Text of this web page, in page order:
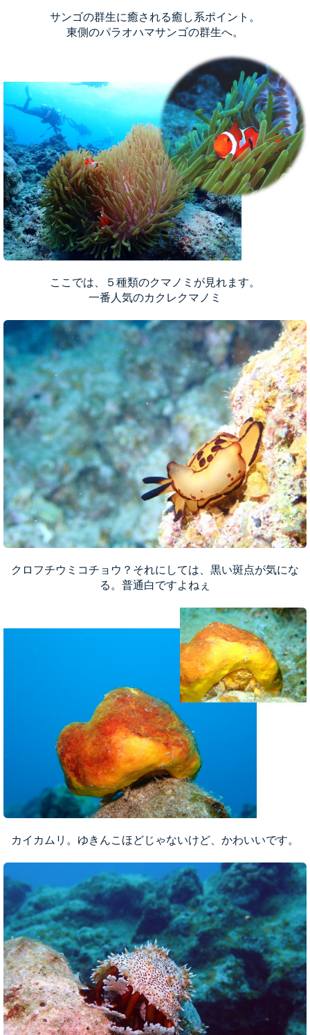
サンゴの群生に癒される癒し系ポイント。
東側のパラオハマサンゴの群生へ。
ここでは、５種類のクマノミが見れます。
一番人気のカクレクマノミ
クロフチウミコチョウ？それにしては、黒い斑点が気にな
る。普通白ですよねぇ
カイカムリ。ゆきんこほどじゃないけど、かわいいです。